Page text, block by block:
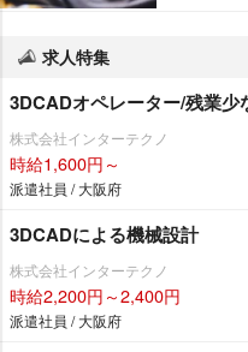
求人特集
3DCADオペレーター/残業少
株式会社インターテクノ
時給1,600円～
派遣社員 / 大阪府
3DCADによる機械設計
株式会社インターテクノ
時給2,200円～2,400円
派遣社員 / 大阪府